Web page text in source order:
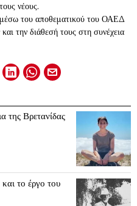
νέους.
μέσω του αποθεματικού του ΟΑΕΔ
την διάθεσή τους στη συνέχεια
της Βρετανίδας
το έργο του